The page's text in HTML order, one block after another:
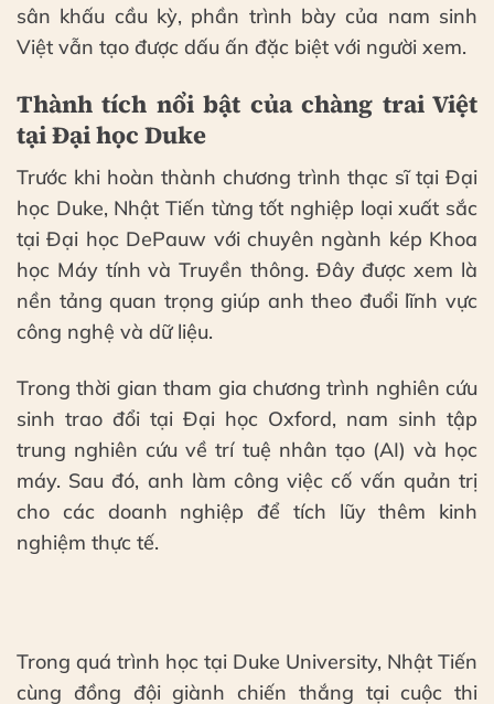
sân khấu cầu kỳ, phần trình bày của nam sinh
Việt vẫn tạo được dấu ấn đặc biệt với người xem.
Thành tích nổi bật của chàng trai Việt
tại Đại học Duke
Trước khi hoàn thành chương trình thạc sĩ tại Đại
học Duke, Nhật Tiến từng tốt nghiệp loại xuất sắc
tại Đại học DePauw với chuyên ngành kép Khoa
học Máy tính và Truyền thông. Đây được xem là
nền tảng quan trọng giúp anh theo đuổi lĩnh vực
công nghệ và dữ liệu.
Trong thời gian tham gia chương trình nghiên cứu
sinh trao đổi tại Đại học Oxford, nam sinh tập
trung nghiên cứu về trí tuệ nhân tạo (AI) và học
máy. Sau đó, anh làm công việc cố vấn quản trị
cho các doanh nghiệp để tích lũy thêm kinh
nghiệm thực tế.
Trong quá trình học tại Duke University, Nhật Tiến
cùng đồng đội giành chiến thắng tại cuộc thi